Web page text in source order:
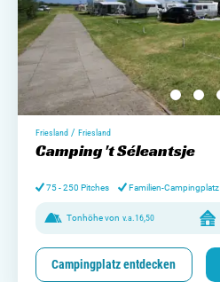
Friesland / Friesland
Camping 't Séleantsje
75 - 250 Pitches Familien-Campingplatz
Tonhöhe von v.a.16,50
Campingplatz entdecken